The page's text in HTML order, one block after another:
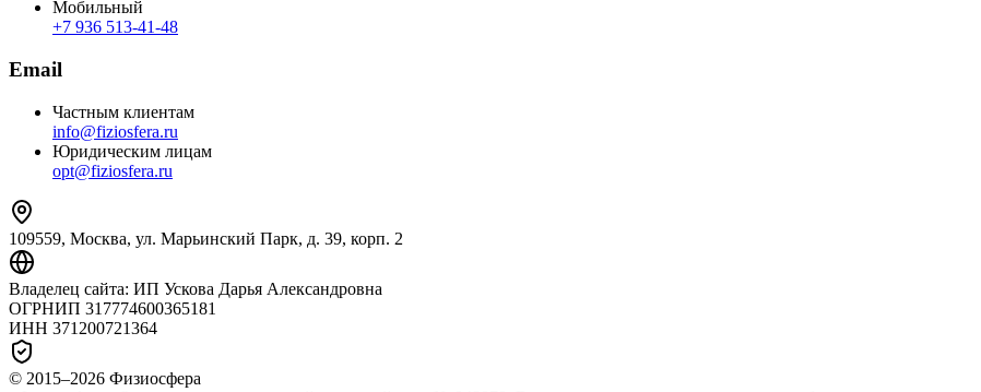
Мобильный
+7 936 513‑41‑48
Email
Частным клиентам
info@fiziosfera.ru
Юридическим лицам
opt@fiziosfera.ru
109559, Москва, ул. Марьинский Парк, д. 39, корп. 2
Владелец сайта: ИП Ускова Дарья Александровна
ОГРНИП 317774600365181
ИНН 371200721364
© 2015–2026 Физиосфера